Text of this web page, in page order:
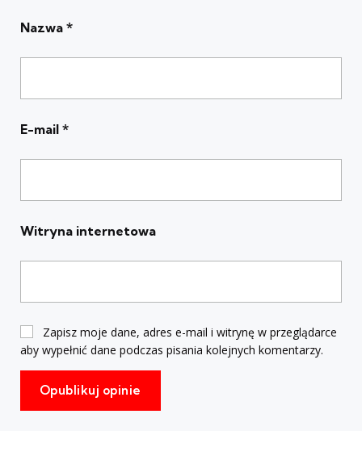
Nazwa *
E-mail *
Witryna internetowa
Zapisz moje dane, adres e-mail i witrynę w przeglądarce
aby wypełnić dane podczas pisania kolejnych komentarzy.